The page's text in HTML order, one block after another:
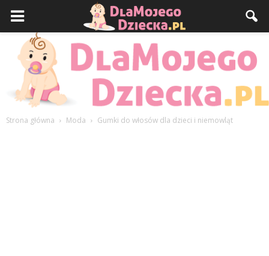
Strona główna Moda Gumki do włosów dla dzieci i niemowląt